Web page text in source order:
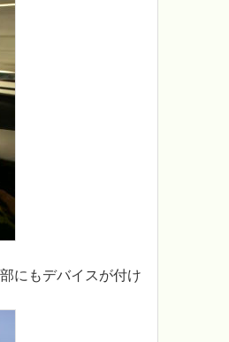
にもデバイスが付け